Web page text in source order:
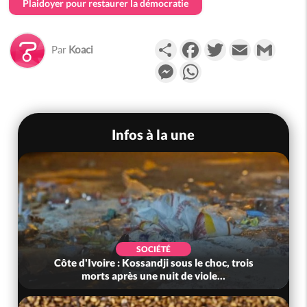
Plaidoyer pour restaurer la démocratie
Par Koaci PartagerFacebookTwitterEmail
Messenger
Infos à la une
SOCIÉTÉ
Côte d'Ivoire : Kossandji sous le choc, trois
morts après une nuit de viole...